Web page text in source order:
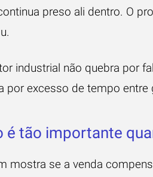
preso ali dentro. O
industrial não quebra por
por excesso de tempo entre
é tão importante
mostra se a venda